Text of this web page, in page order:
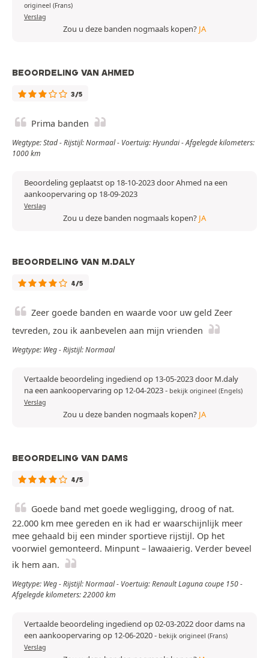
origineel (Frans)
Verslag
Zou u deze banden nogmaals kopen? JA
BEOORDELING VAN AHMED
3/5
Prima banden
Wegtype: Stad - Rijstijl: Normaal - Voertuig: Hyundai - Afgelegde kilometers:
1000 km
Beoordeling geplaatst op 18-10-2023 door Ahmed na een
aankoopervaring op 18-09-2023
Verslag
Zou u deze banden nogmaals kopen? JA
BEOORDELING VAN M.DALY
4/5
Zeer goede banden en waarde voor uw geld Zeer
tevreden, zou ik aanbevelen aan mijn vrienden
Wegtype: Weg - Rijstijl: Normaal
Vertaalde beoordeling ingediend op 13-05-2023 door M.daly
na een aankoopervaring op 12-04-2023- bekijk origineel (Engels)
Verslag
Zou u deze banden nogmaals kopen? JA
BEOORDELING VAN DAMS
4/5
Goede band met goede wegligging, droog of nat.
22.000 km mee gereden en ik had er waarschijnlijk meer
mee gehaald bij een minder sportieve rijstijl. Op het
voorwiel gemonteerd. Minpunt – lawaaierig. Verder beveel
ik hem aan.
Wegtype: Weg - Rijstijl: Normaal - Voertuig: Renault Laguna coupe 150 -
Afgelegde kilometers: 22000 km
Vertaalde beoordeling ingediend op 02-03-2022 door dams na
een aankoopervaring op 12-06-2020- bekijk origineel (Frans)
Verslag